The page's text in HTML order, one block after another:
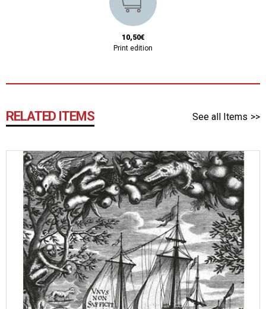
10,50€
Print edition
RELATED ITEMS See all Items